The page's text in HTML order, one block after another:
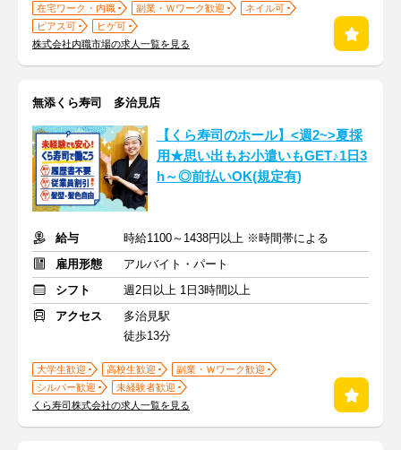
在宅ワーク・内職 副業・Ｗワーク歓迎
ネイル可
ピアス可
ヒゲ可
株式会社内職市場の求人一覧を見る
無添くら寿司 多治見店
【くら寿司のホール】<週2~>夏採
用★思い出もお小遣いもGET♪1日3
h～◎前払いOK(規定有)
給与
時給1100～1438円以上 ※時間帯による
雇用形態
アルバイト・パート
シフト
週2日以上 1日3時間以上
アクセス
多治見駅
徒歩13分
大学生歓迎 高校生歓迎
副業・Ｗワーク歓迎
シルバー歓迎
未経験者歓迎
くら寿司株式会社の求人一覧を見る